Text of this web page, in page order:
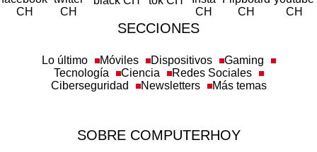
SECCIONES
Tecnología
Ciencia
Redes Sociales
Ciberseguridad
Newsletters Más temas